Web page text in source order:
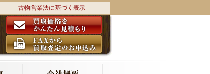
古物営業法に基づく表示